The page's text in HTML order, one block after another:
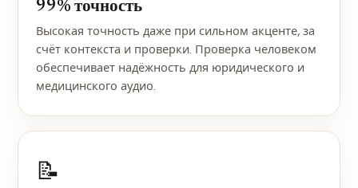
99% точность
Высокая точность даже при сильном акценте, за
счёт контекста и проверки. Проверка человеком
обеспечивает надёжность для юридического и
медицинского аудио.
📝